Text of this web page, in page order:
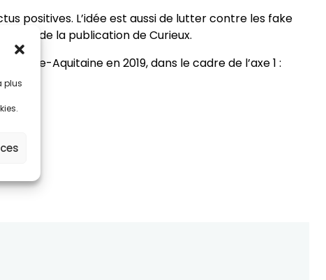
plus
positives. L’idée est aussi de lutter contre les fake
de la publication de Curieux.
Aquitaine en 2019, dans le cadre de l’axe 1 :